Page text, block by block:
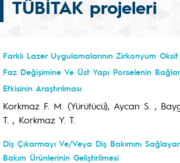
TÜBİTAK projeleri
Farklı Lazer Uygulamalarının Zirkonyum Oksit
Faz Değişimine Ve Üst Yapı Porselenin
Etkisinin Araştırılması
Korkmaz F. M. (Yürütücü), Aycan S. ,
T. , Korkmaz Y. T.
Diş Çıkarmayı Ve/Veya Diş Bakımını
Bakım Ürünlerinin Geliştirilmesi